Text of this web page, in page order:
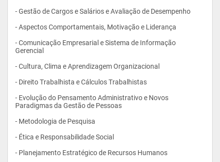
- Gestão de Cargos e Salários e Avaliação de Desempenho
- Aspectos Comportamentais, Motivação e Liderança
- Comunicação Empresarial e Sistema de Informação
Gerencial
- Cultura, Clima e Aprendizagem Organizacional
- Direito Trabalhista e Cálculos Trabalhistas
- Evolução do Pensamento Administrativo e Novos
Paradigmas da Gestão de Pessoas
- Metodologia de Pesquisa
- Ética e Responsabilidade Social
- Planejamento Estratégico de Recursos Humanos